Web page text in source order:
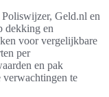
Geld.nl en
dekking en
voor vergelijkbare
per
en pak
verwachtingen te